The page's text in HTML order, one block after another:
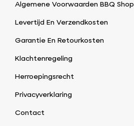
Algemene Voorwaarden BBQ Shop
Levertijd En Verzendkosten
Garantie En Retourkosten
Klachtenregeling
Herroepingsrecht
Privacyverklaring
Contact